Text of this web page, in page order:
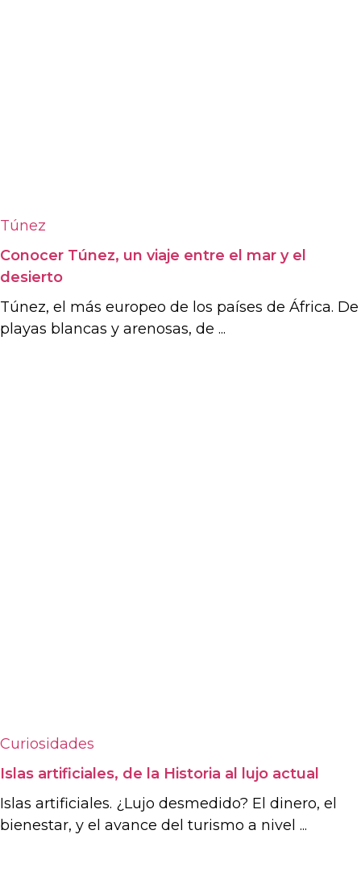
Túnez
Conocer Túnez, un viaje entre el mar y el
desierto
Túnez, el más europeo de los países de África. De
playas blancas y arenosas, de ...
Curiosidades
Islas artificiales, de la Historia al lujo actual
Islas artificiales. ¿Lujo desmedido? El dinero, el
bienestar, y el avance del turismo a nivel ...